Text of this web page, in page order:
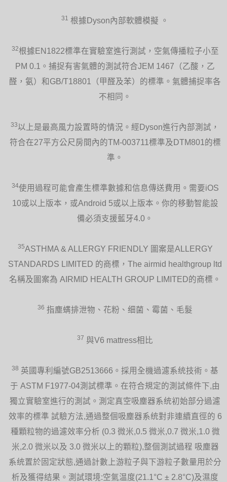
31 根據Dyson內部軟體模擬 。
32根據EN1822標準在實驗室進行測試，空氣傳播粒子小至
PM 0.1。捕捉有害氣體的測試符合JEM 1467（乙酸，乙
醛，氨）和GB/T18801（甲醛及苯）的標準。氣體捕捉率各
不相同。
33以上是最高風力設置時的情況。經Dyson進行內部測試，
符合在27平方公尺房間內的TM-003711標準及DTM801的標
準。
34使用過程可能會產生標準數據和信息傳送費用。需要iOS
10或以上版本，或Android 5或以上版本。你的移動智能設
備必須支援藍牙4.0。
35ASTHMA & ALLERGY FRIENDLY 圖案是ALLERGY
STANDARDS LIMITED 的商標，The airmid healthgroup ltd
名稱及圖案為 AIRMID HEALTH GROUP LIMITED的商標。
36 指塵螨排泄物、花粉、细菌、霉菌、毛髮
37 與V6 mattress相比
38 英國專利編號GB2513666。採用全機過濾系统技術。基
于 ASTM F1977-04測試標準。在符合規定的測試條件下,由
獨立實驗室進行的測試。測定真空吸塵器系统初始部分過濾
效率的標準 試驗方法,通過整個吸塵器系统對非連續直徑的 6
種顆粒物的過濾效率分析 (0.3 微米,0.5 微米,0.7 微米,1.0 微
米,2.0 微米以及 3.0 微米以上的顆粒),整個測試過程 吸塵器
系统置於固定狀態,通過計數上游粒子與下游粒子數量用於分
析及獲得结果。測試環境:空氣温度(21.1°C ± 2.8°C)及濕度